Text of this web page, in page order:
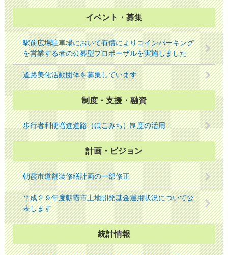
イベント・募集
駅前広場駐車場において有償によりコインパーキング
を営業する者の公募型プロポーザルを実施しました
道路美化活動団体を募集しています
制度・支援・融資
歩行者利便増進道路（ほこみち）制度の活用
計画・ビジョン
朝霞市道舗装修繕計画の一部修正
平成２９年度朝霞市土地開発基金運用状況について公
表します
統計情報